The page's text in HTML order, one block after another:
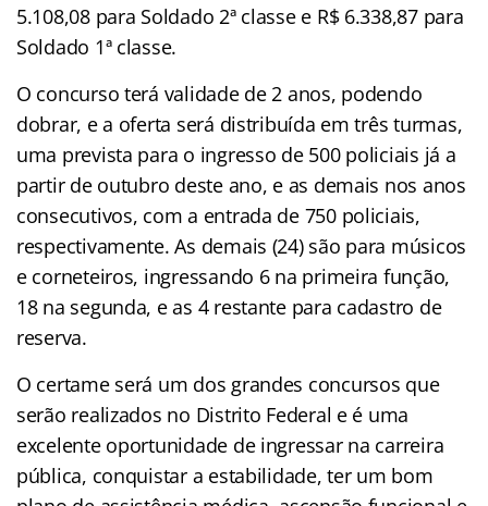
5.108,08 para Soldado 2ª classe e R$ 6.338,87 para
Soldado 1ª classe.
O concurso terá validade de 2 anos, podendo
dobrar, e a oferta será distribuída em três turmas,
uma prevista para o ingresso de 500 policiais já a
partir de outubro deste ano, e as demais nos anos
consecutivos, com a entrada de 750 policiais,
respectivamente. As demais (24) são para músicos
e corneteiros, ingressando 6 na primeira função,
18 na segunda, e as 4 restante para cadastro de
reserva.
O certame será um dos grandes concursos que
serão realizados no Distrito Federal e é uma
excelente oportunidade de ingressar na carreira
pública, conquistar a estabilidade, ter um bom